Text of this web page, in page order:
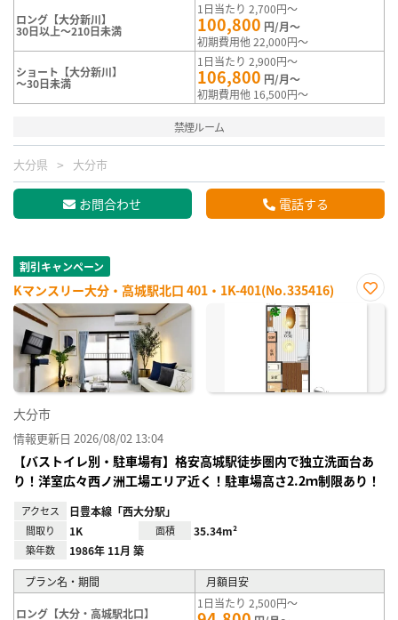
ロング【大分新川】
30日以上～210日未満
1日当たり 2,700円～
100,800 円/月～
初期費用他 22,000円～
ショート【大分新川】
～30日未満
1日当たり 2,900円～
106,800 円/月～
初期費用他 16,500円～
禁煙ルーム
大分県 大分市
お問合わせ 電話する
割引キャンペーン
Kマンスリー大分・高城駅北口 401・1K-401(No.335416)
お気
大分市
情報更新日 2026/08/02 13:04
【バストイレ別・駐車場有】格安高城駅徒歩圏内で独立洗面台あ
り！洋室広々西ノ洲工場エリア近く！駐車場高さ2.2ｍ制限あり！
アクセス 日豊本線「西大分駅」
間取り 1K 面積 35.34m²
築年数 1986年 11月 築
プラン名・期間 月額目安
ロング【大分・高城駅北口】
1日当たり 2,500円～